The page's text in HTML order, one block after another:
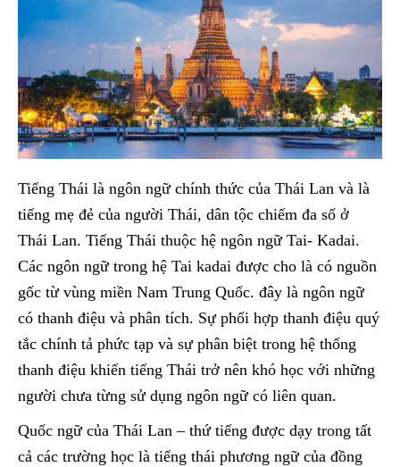
Tiếng Thái là ngôn ngữ chính thức của Thái Lan và là
tiếng mẹ đẻ của người Thái, dân tộc chiếm đa số ở
Thái Lan. Tiếng Thái thuộc hệ ngôn ngữ Tai- Kadai.
Các ngôn ngữ trong hệ Tai kadai được cho là có nguồn
gốc từ vùng miền Nam Trung Quốc. đây là ngôn ngữ
có thanh điệu và phân tích. Sự phối hợp thanh điệu quý
tắc chính tả phức tạp và sự phân biệt trong hệ thống
thanh điệu khiến tiếng Thái trở nên khó học với những
người chưa từng sử dụng ngôn ngữ có liên quan.
Quốc ngữ của Thái Lan – thứ tiếng được dạy trong tất
cả các trường học là tiếng thái phương ngữ của đồng